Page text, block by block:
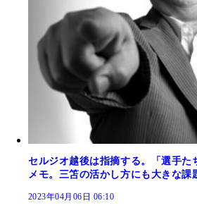
セルジオ越後は指摘する。「選手た
メモ。三笘の活かし方にも大きな課
2023年04月06日 06:10